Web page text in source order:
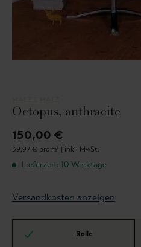
Octopus, anthracite
150,00 €
39,97 € pro m² | inkl. MwSt.
Lieferzeit: 10 Werktage
Versandkosten anzeigen
Rolle